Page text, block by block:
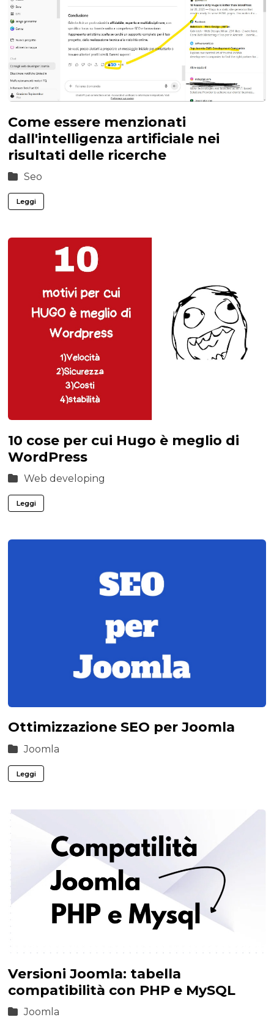
Come essere menzionati
dall'intelligenza artificiale nei
risultati delle ricerche
Seo
Leggi
10 cose per cui Hugo è meglio di
WordPress
Web developing
Leggi
Ottimizzazione SEO per Joomla
Joomla
Leggi
Versioni Joomla: tabella
compatibilità con PHP e MySQL
Joomla